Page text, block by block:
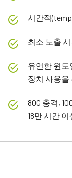
시간적
최소 노출 시
유연한 윈도
장치 사용을
80G 충격,
18만 시간 이